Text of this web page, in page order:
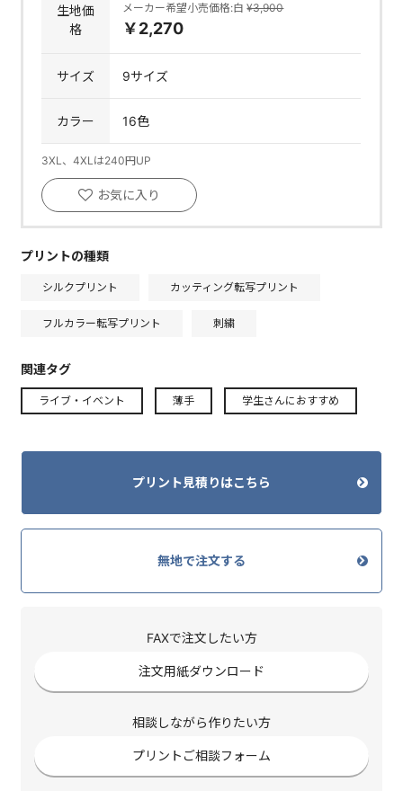
生地価
格
メーカー希望小売価格:白¥3,900
￥2,270
サイズ 9サイズ
カラー 16色
3XL、4XLは240円UP
お気に入り
プリントの種類
シルクプリント カッティング転写プリント
フルカラー転写プリント 刺繍
関連タグ
ライブ・イベント 薄手 学生さんにおすすめ
プリント見積りはこちら
無地で注文する
FAXで注文したい方
注文用紙ダウンロード
相談しながら作りたい方
プリントご相談フォーム